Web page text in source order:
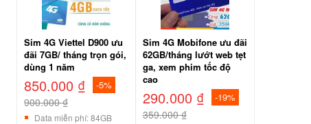
Sim 4G Viettel D900 ưu
đãi 7GB/ tháng trọn gói,
dùng 1 năm
850.000 ₫ -5%
900.000 ₫
Data miễn phí: 84GB
Sim 4G Mobifone ưu đãi
62GB/tháng lướt web tẹt
ga, xem phim tốc độ
cao
290.000 ₫ -19%
359.000 ₫